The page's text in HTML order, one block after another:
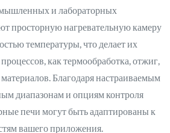
и лабораторных
просторную нагревательную камеру
температуры, что делает их
как термообработка, отжиг,
Благодаря настраиваемым
диапазонам и опциям контроля
печи могут быть адаптированы к
вашего приложения.